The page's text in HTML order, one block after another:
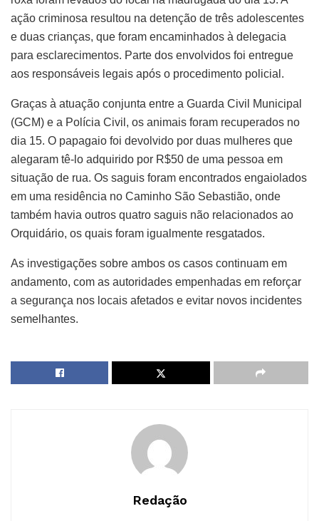
ação criminosa resultou na detenção de três adolescentes
e duas crianças, que foram encaminhados à delegacia
para esclarecimentos. Parte dos envolvidos foi entregue
aos responsáveis legais após o procedimento policial.
Graças à atuação conjunta entre a Guarda Civil Municipal
(GCM) e a Polícia Civil, os animais foram recuperados no
dia 15. O papagaio foi devolvido por duas mulheres que
alegaram tê-lo adquirido por R$50 de uma pessoa em
situação de rua. Os saguis foram encontrados engaiolados
em uma residência no Caminho São Sebastião, onde
também havia outros quatro saguis não relacionados ao
Orquidário, os quais foram igualmente resgatados.
As investigações sobre ambos os casos continuam em
andamento, com as autoridades empenhadas em reforçar
a segurança nos locais afetados e evitar novos incidentes
semelhantes.
Redação